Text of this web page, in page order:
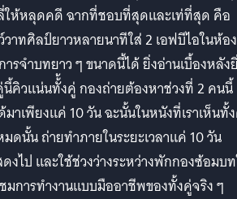
ห้หลุดคดี ฉากที่ชอบที่สุดและเท่ที่สุด คือ
าทศิลป์ยาวหลายนาทีใส่ 2 เอฟบีไอในห้อง
ารจำบทยาว ๆ ขนาดนี้ได้ ยิ่งอ่านเบื้องหลัง
นี้คิวแน่นทั้้งคู่ กองถ่ายต้องหาช่วงที่ 2 คนนี้
าเพียงแค่ 10 วัน ฉะนั้นในหนังที่เราเห็นทั้
ดนั้น ถ่ายทำภายในระยะเวลาแค่ 10 วัน
งไป และใช้ช่วงว่างระหว่างพักกองซ้อมบ
การทำงานแบบมืออาชีพของทั้งคู่จริง ๆ